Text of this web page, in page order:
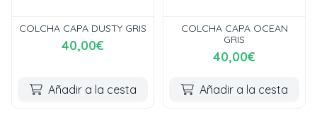
COLCHA CAPA DUSTY GRIS
40,00€
Añadir a la cesta
COLCHA CAPA OCEAN
GRIS
40,00€
Añadir a la cesta